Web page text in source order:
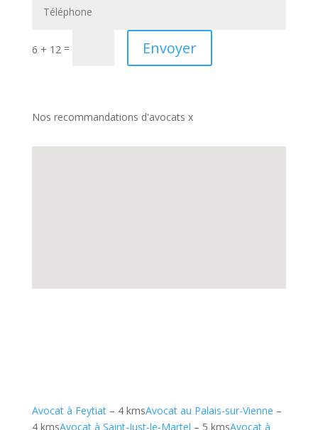
6 + 12 = Envoyer
Nos recommandations d'avocats x
Avocat à Feytiat– 4 kmsAvocat au Palais-sur-Vienne –
4 kmsAvocat à Saint-Just-le-Martel – 5 kmsAvocat à